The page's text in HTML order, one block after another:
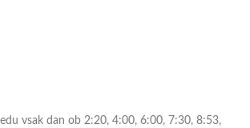
vsak dan ob 2:20, 4:00, 6:00, 7:30, 8:53,